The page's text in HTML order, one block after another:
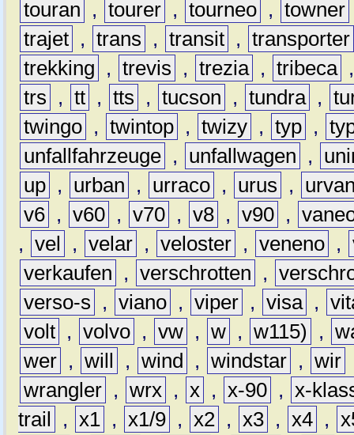
touran , tourer , tourneo , towner
trajet , trans , transit , transporter
trekking
, trevis , trezia , tribeca
trs
, tt , tts , tucson , tundra ,
twingo , twintop , twizy , typ ,
unfallfahrzeuge , unfallwagen ,
up , urban , urraco , urus ,
v6 , v60 , v70 , v8 , v90 ,
, vel , velar , veloster , veneno ,
verkaufen
, verschrotten ,
verso-s
, viano , viper , visa ,
volt , volvo , vw , w , w115) ,
wer , will , wind , windstar , wir
wrangler , wrx , x , x-90 , x-
trail
, x1 , x1/9 , x2 , x3 , x4 ,